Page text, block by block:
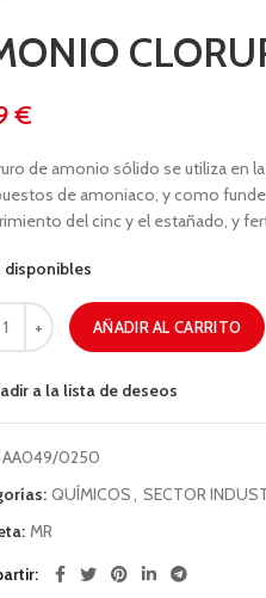
€
de amonio sólido se utiliza en
de amoniaco, y como
del cinc y el estañado, y
disponibles
AÑADIR AL CARRITO
a la lista de deseos
AA049/0250
QUÍMICOS, SECTOR
MR